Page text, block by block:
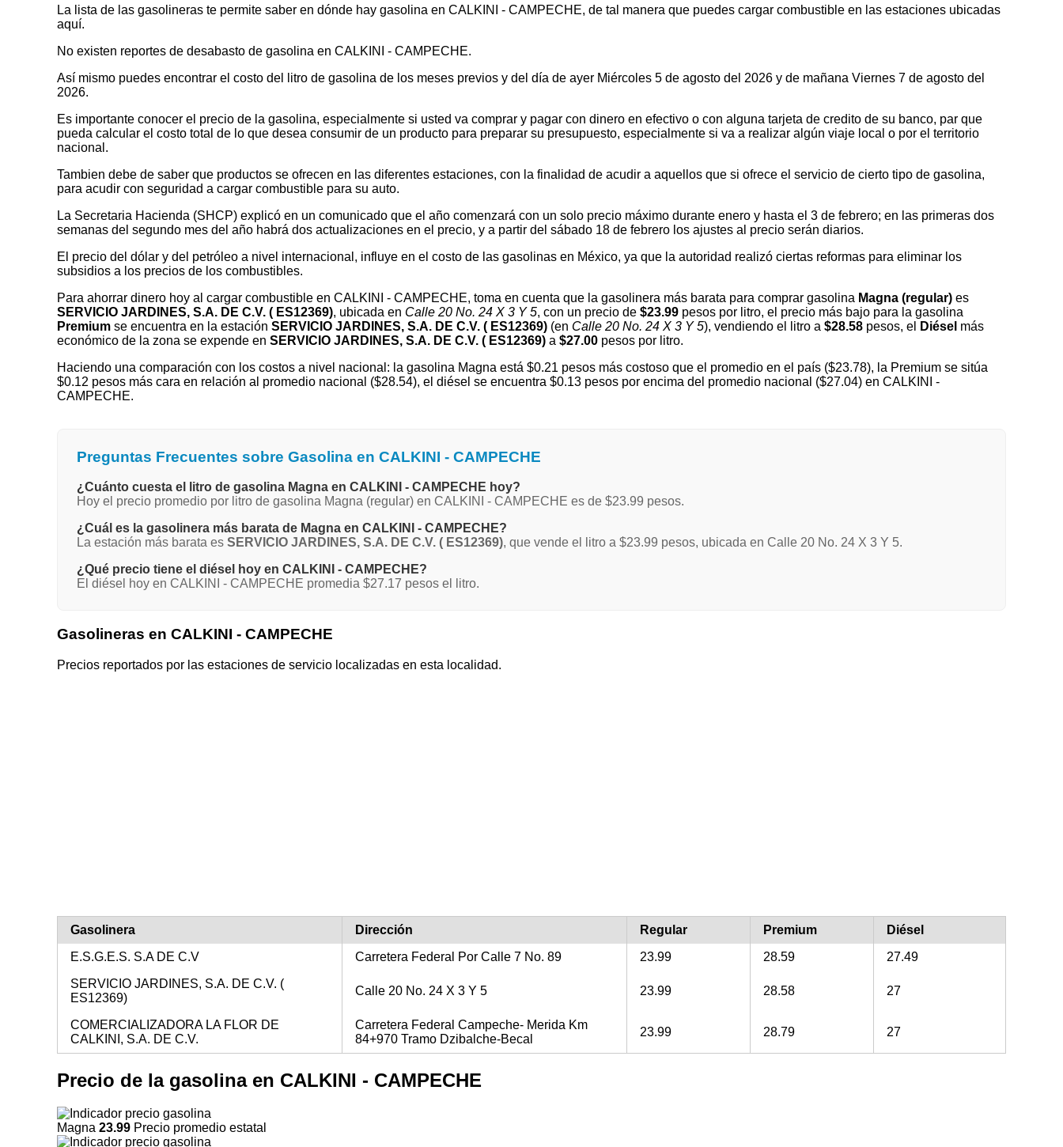
La lista de las gasolineras te permite saber en dónde hay gasolina en CALKINI - CAMPECHE, de tal manera que puedes cargar combustible en las estaciones ubicadas
aquí.
No existen reportes de desabasto de gasolina en CALKINI - CAMPECHE.
Así mismo puedes encontrar el costo del litro de gasolina de los meses previos y del día de ayer Miércoles 5 de agosto del 2026 y de mañana Viernes 7 de agosto del
2026.
Es importante conocer el precio de la gasolina, especialmente si usted va comprar y pagar con dinero en efectivo o con alguna tarjeta de credito de su banco, par que
pueda calcular el costo total de lo que desea consumir de un producto para preparar su presupuesto, especialmente si va a realizar algún viaje local o por el territorio
nacional.
Tambien debe de saber que productos se ofrecen en las diferentes estaciones, con la finalidad de acudir a aquellos que si ofrece el servicio de cierto tipo de gasolina,
para acudir con seguridad a cargar combustible para su auto.
La Secretaria Hacienda (SHCP) explicó en un comunicado que el año comenzará con un solo precio máximo durante enero y hasta el 3 de febrero; en las primeras dos
semanas del segundo mes del año habrá dos actualizaciones en el precio, y a partir del sábado 18 de febrero los ajustes al precio serán diarios.
El precio del dólar y del petróleo a nivel internacional, influye en el costo de las gasolinas en México, ya que la autoridad realizó ciertas reformas para eliminar los
subsidios a los precios de los combustibles.
Para ahorrar dinero hoy al cargar combustible en CALKINI - CAMPECHE, toma en cuenta que la gasolinera más barata para comprar gasolina Magna (regular) es
SERVICIO JARDINES, S.A. DE C.V. ( ES12369), ubicada en Calle 20 No. 24 X 3 Y 5, con un precio de $23.99 pesos por litro, el precio más bajo para la gasolina
Premium se encuentra en la estación SERVICIO JARDINES, S.A. DE C.V. ( ES12369) (en Calle 20 No. 24 X 3 Y 5), vendiendo el litro a $28.58 pesos, el Diésel más
económico de la zona se expende en SERVICIO JARDINES, S.A. DE C.V. ( ES12369) a $27.00 pesos por litro.
Haciendo una comparación con los costos a nivel nacional: la gasolina Magna está $0.21 pesos más costoso que el promedio en el país ($23.78), la Premium se sitúa
$0.12 pesos más cara en relación al promedio nacional ($28.54), el diésel se encuentra $0.13 pesos por encima del promedio nacional ($27.04) en CALKINI -
CAMPECHE.
Preguntas Frecuentes sobre Gasolina en CALKINI - CAMPECHE
¿Cuánto cuesta el litro de gasolina Magna en CALKINI - CAMPECHE hoy?
Hoy el precio promedio por litro de gasolina Magna (regular) en CALKINI - CAMPECHE es de $23.99 pesos.
¿Cuál es la gasolinera más barata de Magna en CALKINI - CAMPECHE?
La estación más barata es SERVICIO JARDINES, S.A. DE C.V. ( ES12369), que vende el litro a $23.99 pesos, ubicada en Calle 20 No. 24 X 3 Y 5.
¿Qué precio tiene el diésel hoy en CALKINI - CAMPECHE?
El diésel hoy en CALKINI - CAMPECHE promedia $27.17 pesos el litro.
Gasolineras en CALKINI - CAMPECHE
Precios reportados por las estaciones de servicio localizadas en esta localidad.
Gasolinera Dirección Regular Premium
Diésel
E.S.G.E.S. S.A DE C.V
Carretera Federal Por Calle 7 No. 89 23.99 28.59
27.49
SERVICIO JARDINES, S.A. DE C.V. (
ES12369)
Calle 20 No. 24 X 3 Y 5 23.99 28.58 27
COMERCIALIZADORA LA FLOR DE
CALKINI, S.A. DE C.V.
Carretera Federal Campeche- Merida Km
84+970 Tramo Dzibalche-Becal
23.99 28.79 27
Precio de la gasolina en CALKINI - CAMPECHE
Magna 23.99 Precio promedio estatal